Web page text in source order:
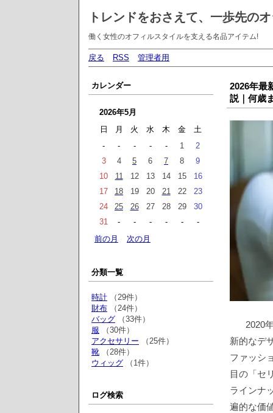
トレンドをおさえて、一歩先の
働く女性のオフィルスタイルを支える名品アイテム!
戻る RSS 管理者用
2026年最
説｜何歳
2020
新的なデ
ファッシ
目の「セ
ラインナ
遍的な価
カレンダー
2026年5月
日
月 火 水 木 金
土
-
- - - - 1
2
3
4 5 6 7 8
9
10
11 12 13 14 15
16
17
18 19 20 21 22
23
24
25 26 27 28 29
30
31
- - - - -
-
前の月
次の月
分類一覧
時計 （29件）
財布 （24件）
バッグ （33件）
服 （30件）
アクセサリー （25件）
靴 （28件）
ウィッグ （1件）
ログ検索